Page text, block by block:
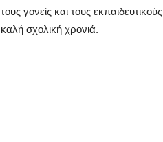
τους γονείς και τους εκπαιδευτικούς
καλή σχολική χρονιά.